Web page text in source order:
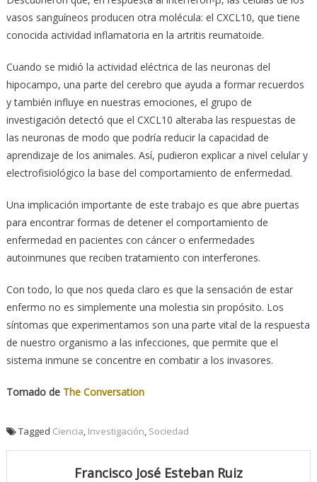
vasos sanguíneos producen otra molécula: el CXCL10, que tiene
conocida actividad inflamatoria en la artritis reumatoide.
Cuando se midió la actividad eléctrica de las neuronas del
hipocampo, una parte del cerebro que ayuda a formar recuerdos
y también influye en nuestras emociones, el grupo de
investigación detectó que el CXCL10 alteraba las respuestas de
las neuronas de modo que podría reducir la capacidad de
aprendizaje de los animales. Así, pudieron explicar a nivel celular y
electrofisiológico la base del comportamiento de enfermedad.
Una implicación importante de este trabajo es que abre puertas
para encontrar formas de detener el comportamiento de
enfermedad en pacientes con cáncer o enfermedades
autoinmunes que reciben tratamiento con interferones.
Con todo, lo que nos queda claro es que la sensación de estar
enfermo no es simplemente una molestia sin propósito. Los
síntomas que experimentamos son una parte vital de la respuesta
de nuestro organismo a las infecciones, que permite que el
sistema inmune se concentre en combatir a los invasores.
Tomado de The Conversation
Tagged Ciencia Investigación Sociedad
Francisco José Esteban Ruiz